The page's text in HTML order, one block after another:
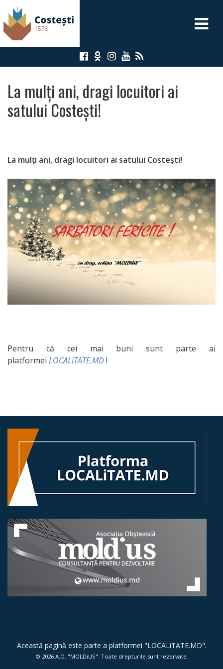
A
PRIMĂRIA
VICEPRIMARI
SECRETAR
CONSILIUL
LOCAL
LISTA
CONSILIERILOR
Comisii
Protecția
Agricultură,
industrie,
protecţia
mediului
și
teritoriului
Activităţi
economico-
financiare
disciplină
La mulți ani, dragi locuitori ai
satului Costești!
La mulți ani, dragi locuitori ai satului Costești!
Pentru că cei mai buni sunt parte ai
platformei LOCALiTATE.MD!
Această pagină este parte a platformei "LOCALiTATE.MD".
© 2026 A.O. "MOLDiUS". Toate drepturile sunt rezervate.